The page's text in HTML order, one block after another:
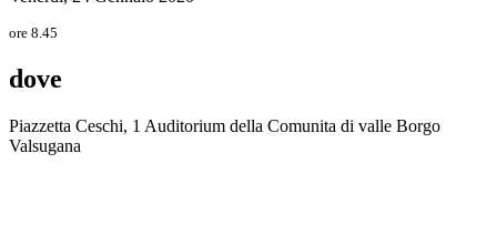
ore 8.45
dove
Piazzetta Ceschi, 1 Auditorium della Comunita di valle Borgo
Valsugana